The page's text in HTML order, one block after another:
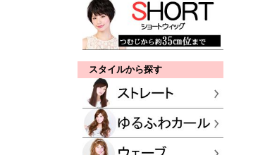
スタイルから探す